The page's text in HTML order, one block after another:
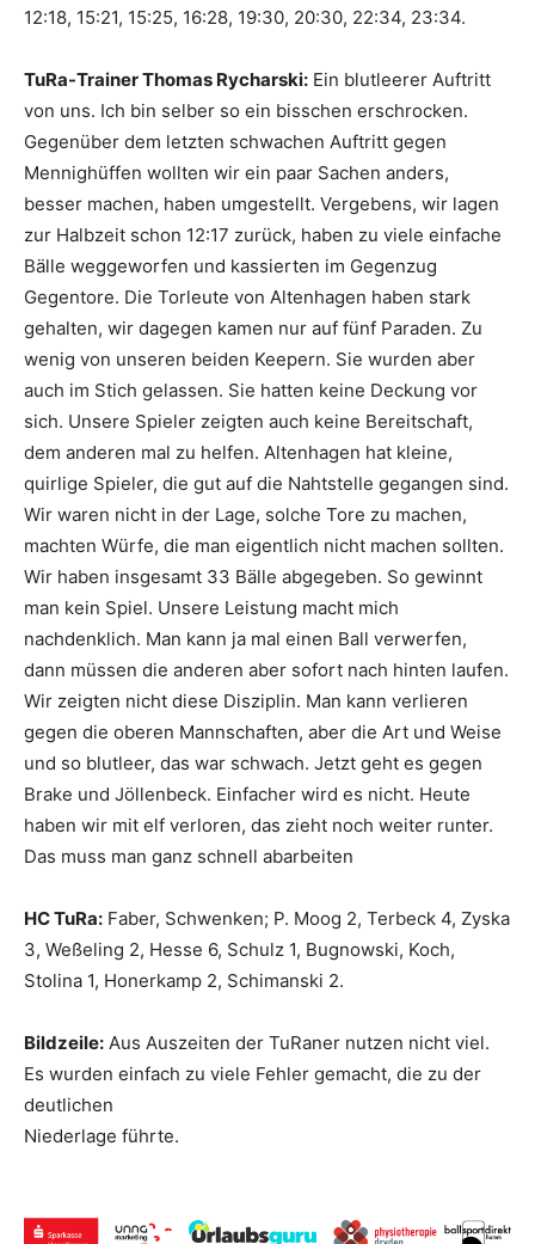
12:18, 15:21, 15:25, 16:28, 19:30, 20:30, 22:34, 23:34.
TuRa-Trainer Thomas Rycharski: Ein blutleerer Auftritt
von uns. Ich bin selber so ein bisschen erschrocken.
Gegenüber dem letzten schwachen Auftritt gegen
Mennighüffen wollten wir ein paar Sachen anders,
besser machen, haben umgestellt. Vergebens, wir lagen
zur Halbzeit schon 12:17 zurück, haben zu viele einfache
Bälle weggeworfen und kassierten im Gegenzug
Gegentore. Die Torleute von Altenhagen haben stark
gehalten, wir dagegen kamen nur auf fünf Paraden. Zu
wenig von unseren beiden Keepern. Sie wurden aber
auch im Stich gelassen. Sie hatten keine Deckung vor
sich. Unsere Spieler zeigten auch keine Bereitschaft,
dem anderen mal zu helfen. Altenhagen hat kleine,
quirlige Spieler, die gut auf die Nahtstelle gegangen sind.
Wir waren nicht in der Lage, solche Tore zu machen,
machten Würfe, die man eigentlich nicht machen sollten.
Wir haben insgesamt 33 Bälle abgegeben. So gewinnt
man kein Spiel. Unsere Leistung macht mich
nachdenklich. Man kann ja mal einen Ball verwerfen,
dann müssen die anderen aber sofort nach hinten laufen.
Wir zeigten nicht diese Disziplin. Man kann verlieren
gegen die oberen Mannschaften, aber die Art und Weise
und so blutleer, das war schwach. Jetzt geht es gegen
Brake und Jöllenbeck. Einfacher wird es nicht. Heute
haben wir mit elf verloren, das zieht noch weiter runter.
Das muss man ganz schnell abarbeiten
HC TuRa: Faber, Schwenken; P. Moog 2, Terbeck 4, Zyska
3, Weßeling 2, Hesse 6, Schulz 1, Bugnowski, Koch,
Stolina 1, Honerkamp 2, Schimanski 2.
Bildzeile: Aus Auszeiten der TuRaner nutzen nicht viel.
Es wurden einfach zu viele Fehler gemacht, die zu der
deutlichen
Niederlage führte.